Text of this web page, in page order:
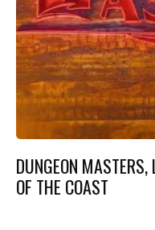
DUNGEON
OF THE COAST